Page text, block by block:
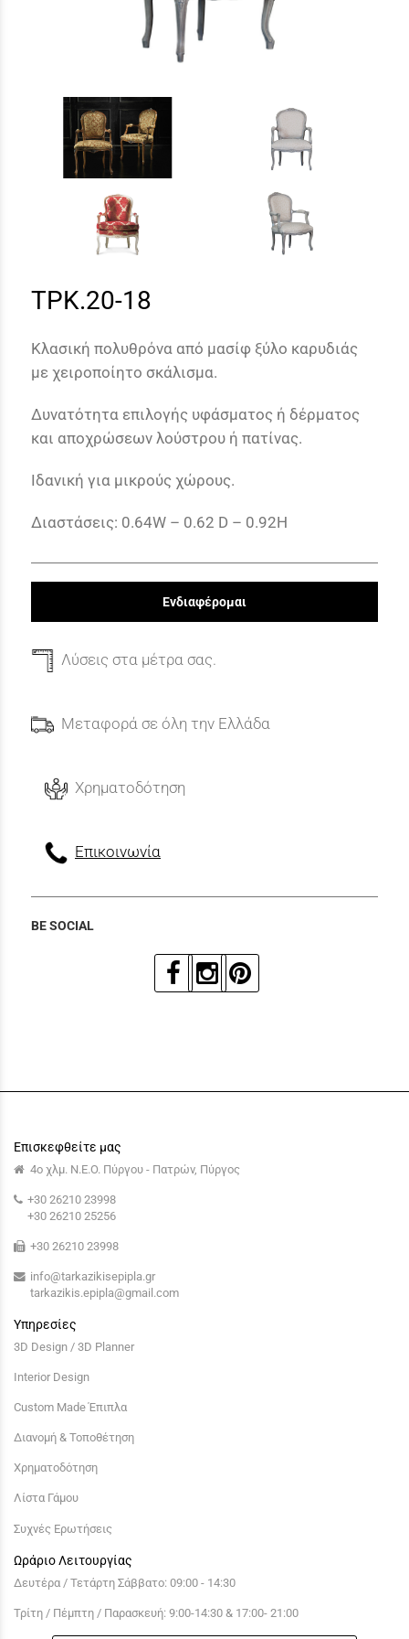
TPK.20-18
Κλασική πολυθρόνα από μασίφ ξύλο καρυδιάς
με χειροποίητο σκάλισμα.
Δυνατότητα επιλογής υφάσματος ή δέρματος
και αποχρώσεων λούστρου ή πατίνας.
Ιδανική για μικρούς χώρους.
Διαστάσεις: 0.64W – 0.62 D – 0.92H
Ενδιαφέρομαι
Λύσεις στα μέτρα σας.
Μεταφορά σε όλη την Ελλάδα
Χρηματοδότηση
Επικοινωνία
BE SOCIAL
Επισκεφθείτε μας
4ο χλμ. Ν.Ε.Ο. Πύργου - Πατρών, Πύργος
+30 26210 23998
+30 26210 25256
+30 26210 23998
info@tarkazikisepipla.gr
tarkazikis.epipla@gmail.com
Υπηρεσίες
3D Design / 3D Planner
Interior Design
Custom Made Έπιπλα
Διανομή & Τοποθέτηση
Χρηματοδότηση
Λίστα Γάμου
Συχνές Ερωτήσεις
Ωράριο Λειτουργίας
Δευτέρα / Τετάρτη Σάββατο: 09:00 - 14:30
Τρίτη / Πέμπτη / Παρασκευή: 9:00-14:30 & 17:00- 21:00